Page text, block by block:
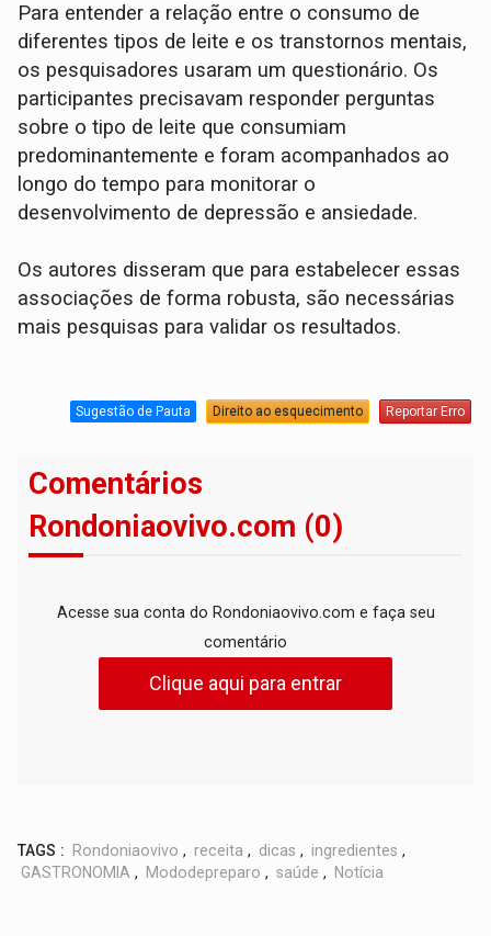
Para entender a relação entre o consumo de
diferentes tipos de leite e os transtornos mentais,
os pesquisadores usaram um questionário. Os
participantes precisavam responder perguntas
sobre o tipo de leite que consumiam
predominantemente e foram acompanhados ao
longo do tempo para monitorar o
desenvolvimento de depressão e ansiedade.
Os autores disseram que para estabelecer essas
associações de forma robusta, são necessárias
mais pesquisas para validar os resultados.
Sugestão de Pauta Direito ao esquecimento Reportar Erro
Comentários
Rondoniaovivo.com (0)
Acesse sua conta do Rondoniaovivo.com e faça seu
comentário
Clique aqui para entrar
TAGS : Rondoniaovivo , receita , dicas , ingredientes ,
GASTRONOMIA , Mododepreparo , saúde , Notícia